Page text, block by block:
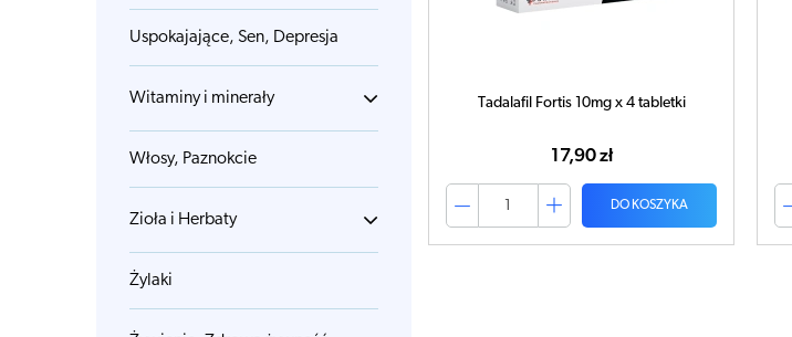
Uspokajające, Sen, Depresja
Witaminy i minerały
Włosy, Paznokcie
Zioła i Herbaty
Żylaki
Tadalafil Fortis 10mg x 4 tabletki
17,90 zł
DO KOSZYKA